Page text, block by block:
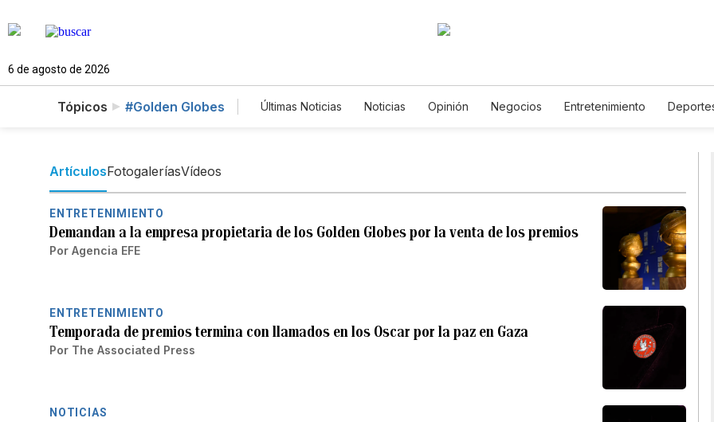
6 de agosto de 2026
Tópicos #Golden Globes Últimas Noticias Noticias Opinión Negocios Entretenimiento
ArtículosFotogaleríasVídeos
ENTRETENIMIENTO
Demandan a la empresa propietaria de los Golden Globes por la venta de los premios
Por Agencia EFE
ENTRETENIMIENTO
Temporada de premios termina con llamados en los Oscar por la paz en Gaza
Por The Associated Press
NOTICIAS